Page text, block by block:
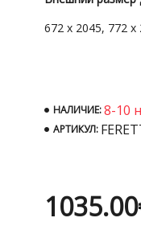
672 x 2045, 772 x
НАЛИЧИЕ:8-10
АРТИКУЛ: